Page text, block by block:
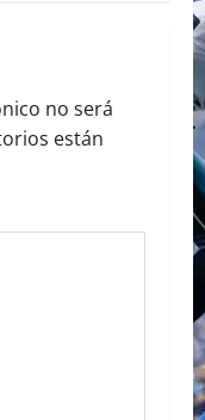
no será
están